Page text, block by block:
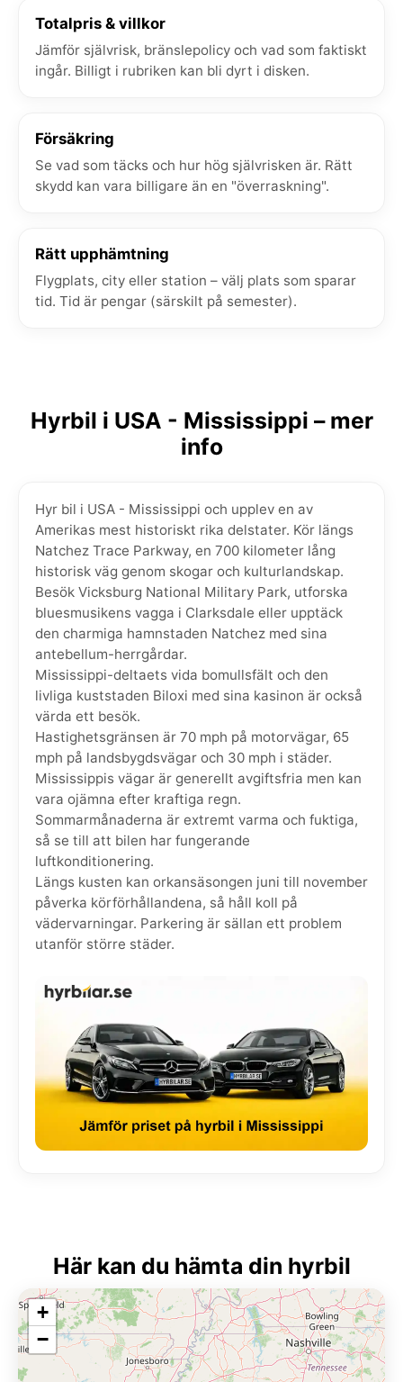
Totalpris & villkor
Jämför självrisk, bränslepolicy och vad som faktiskt
ingår. Billigt i rubriken kan bli dyrt i disken.
Försäkring
Se vad som täcks och hur hög självrisken är. Rätt
skydd kan vara billigare än en "överraskning".
Rätt upphämtning
Flygplats, city eller station – välj plats som sparar
tid. Tid är pengar (särskilt på semester).
Hyrbil i USA - Mississippi – mer
info
Hyr bil i USA - Mississippi och upplev en av
Amerikas mest historiskt rika delstater. Kör längs
Natchez Trace Parkway, en 700 kilometer lång
historisk väg genom skogar och kulturlandskap.
Besök Vicksburg National Military Park, utforska
bluesmusikens vagga i Clarksdale eller upptäck
den charmiga hamnstaden Natchez med sina
antebellum-herrgårdar.
Mississippi-deltaets vida bomullsfält och den
livliga kuststaden Biloxi med sina kasinon är också
värda ett besök.
Hastighetsgränsen är 70 mph på motorvägar, 65
mph på landsbygdsvägar och 30 mph i städer.
Mississippis vägar är generellt avgiftsfria men kan
vara ojämna efter kraftiga regn.
Sommarmånaderna är extremt varma och fuktiga,
så se till att bilen har fungerande
luftkonditionering.
Längs kusten kan orkansäsongen juni till november
påverka körförhållandena, så håll koll på
vädervarningar. Parkering är sällan ett problem
utanför större städer.
Här kan du hämta din hyrbil
+
−